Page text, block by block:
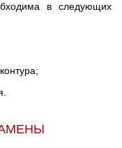
в следующих